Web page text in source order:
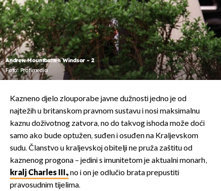
Andrew Mountbatten Windsor - 2
Foto: Profimedia
Kazneno djelo zlouporabe javne dužnosti jedno je od
najtežih u britanskom pravnom sustavu i nosi maksimalnu
kaznu doživotnog zatvora, no do takvog ishoda može doći
samo ako bude optužen, suđen i osuđen na Kraljevskom
sudu. Članstvo u kraljevskoj obitelji ne pruža zaštitu od
kaznenog progona – jedini s imunitetom je aktualni monarh,
kralj Charles III.,no i on je odlučio brata prepustiti
pravosudnim tijelima.